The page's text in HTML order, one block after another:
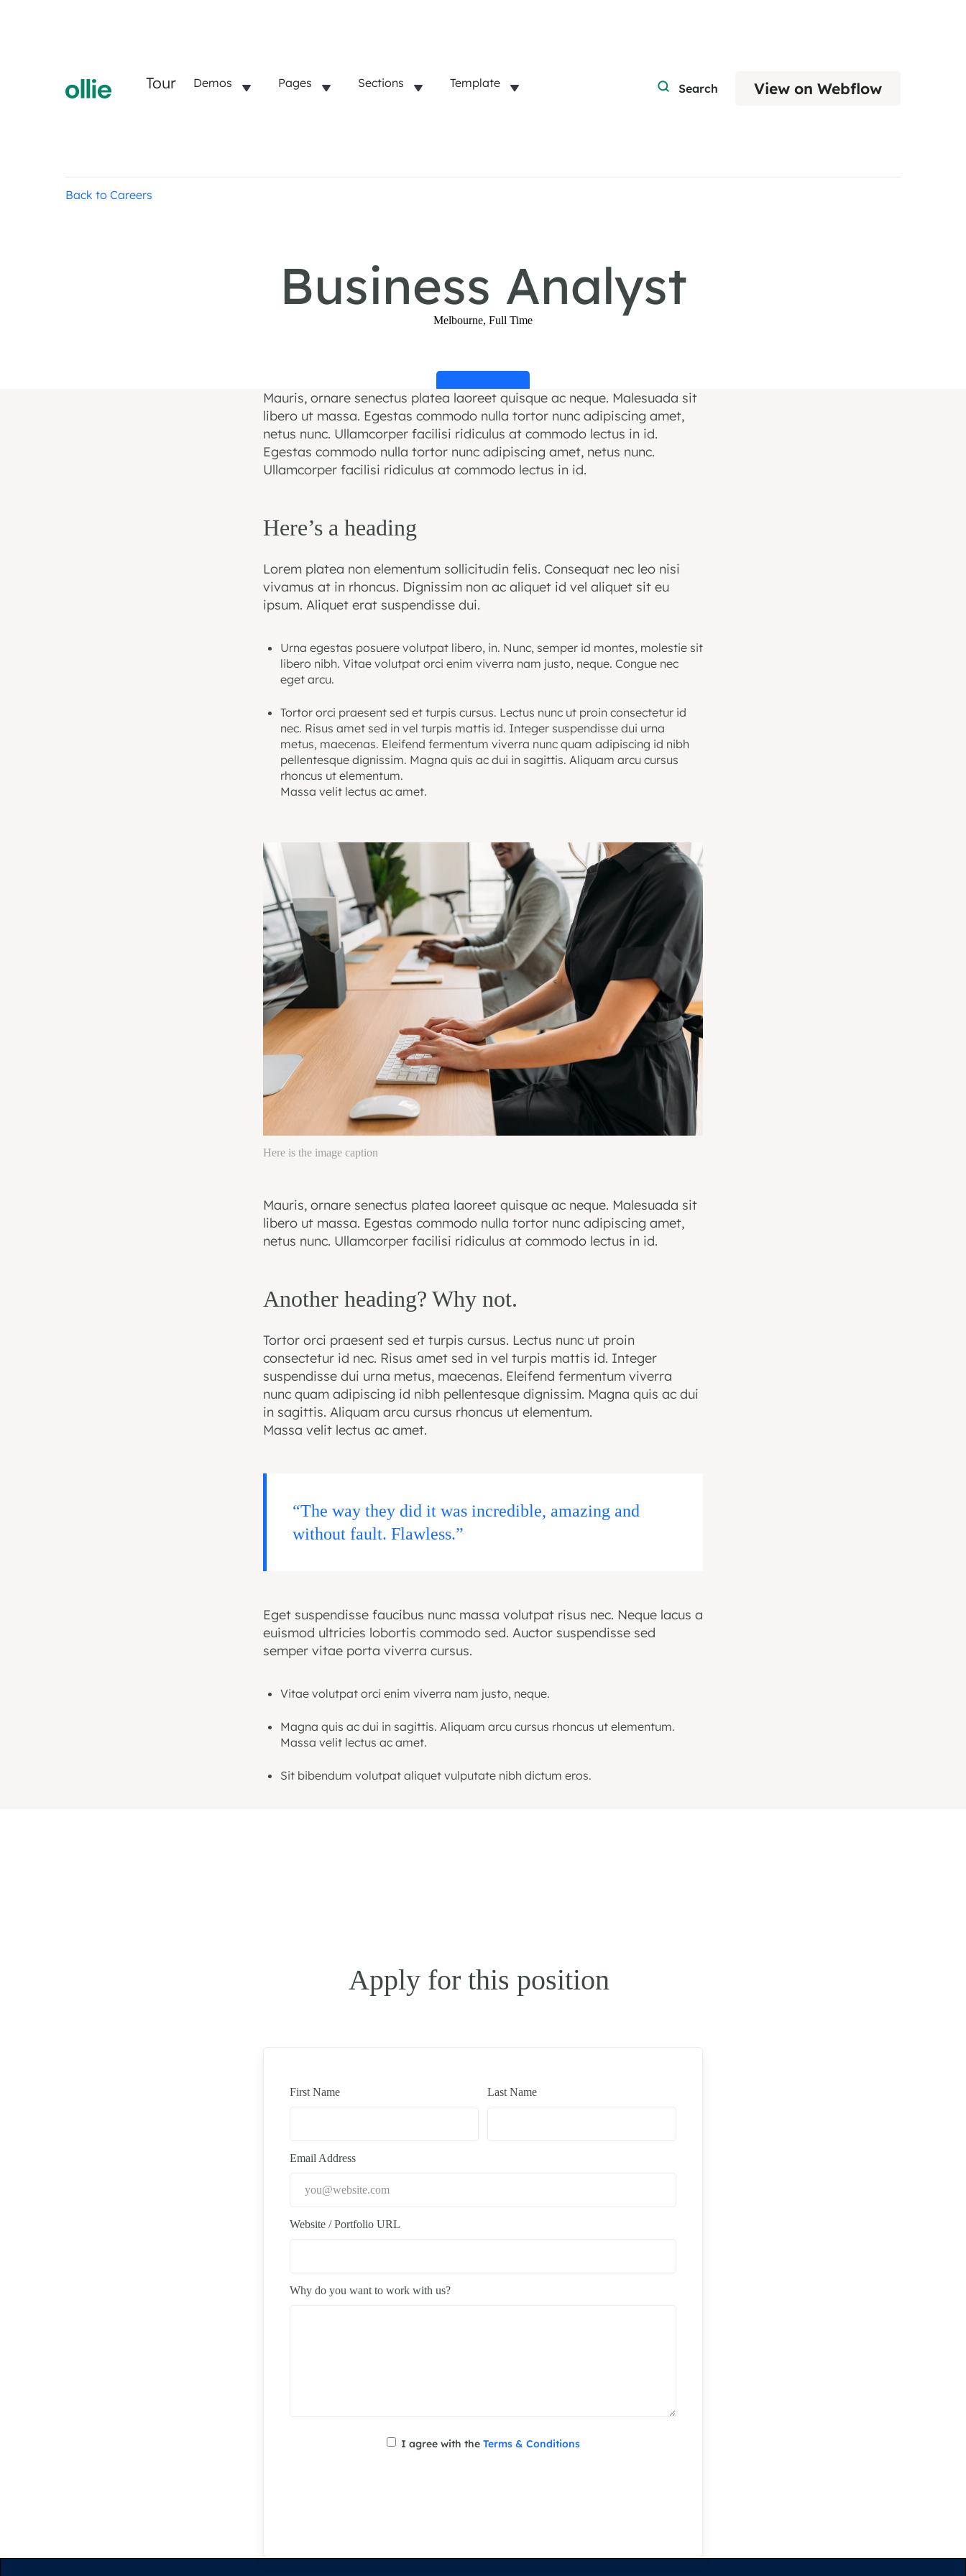
Tour Demos Pages Sections Template Search View on Webflow
Back to Careers
Business Analyst
Melbourne, Full Time
Apply Now
Mauris, ornare senectus platea laoreet quisque ac neque. Malesuada sit
libero ut massa. Egestas commodo nulla tortor nunc adipiscing amet,
netus nunc. Ullamcorper facilisi ridiculus at commodo lectus in id.
Egestas commodo nulla tortor nunc adipiscing amet, netus nunc.
Ullamcorper facilisi ridiculus at commodo lectus in id.
Here’s a heading
Lorem platea non elementum sollicitudin felis. Consequat nec leo nisi
vivamus at in rhoncus. Dignissim non ac aliquet id vel aliquet sit eu
ipsum. Aliquet erat suspendisse dui.
Urna egestas posuere volutpat libero, in. Nunc, semper id montes, molestie sit
libero nibh. Vitae volutpat orci enim viverra nam justo, neque. Congue nec
eget arcu.
Tortor orci praesent sed et turpis cursus. Lectus nunc ut proin consectetur id
nec. Risus amet sed in vel turpis mattis id. Integer suspendisse dui urna
metus, maecenas. Eleifend fermentum viverra nunc quam adipiscing id nibh
pellentesque dignissim. Magna quis ac dui in sagittis. Aliquam arcu cursus
rhoncus ut elementum.
Massa velit lectus ac amet.
Here is the image caption
Mauris, ornare senectus platea laoreet quisque ac neque. Malesuada sit
libero ut massa. Egestas commodo nulla tortor nunc adipiscing amet,
netus nunc. Ullamcorper facilisi ridiculus at commodo lectus in id.
Another heading? Why not.
Tortor orci praesent sed et turpis cursus. Lectus nunc ut proin
consectetur id nec. Risus amet sed in vel turpis mattis id. Integer
suspendisse dui urna metus, maecenas. Eleifend fermentum viverra
nunc quam adipiscing id nibh pellentesque dignissim. Magna quis ac dui
in sagittis. Aliquam arcu cursus rhoncus ut elementum.
Massa velit lectus ac amet.
“The way they did it was incredible, amazing and
without fault. Flawless.”
Eget suspendisse faucibus nunc massa volutpat risus nec. Neque lacus a
euismod ultricies lobortis commodo sed. Auctor suspendisse sed
semper vitae porta viverra cursus.
Vitae volutpat orci enim viverra nam justo, neque.
Magna quis ac dui in sagittis. Aliquam arcu cursus rhoncus ut elementum.
Massa velit lectus ac amet.
Sit bibendum volutpat aliquet vulputate nibh dictum eros.
Apply for this position
First Name Last Name
Email Address
Website / Portfolio URL
Why do you want to work with us?
I agree with the Terms & Conditions